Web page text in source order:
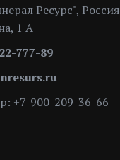
Ресурс", Россия
1 А
777-89
+7-900-209-36-66